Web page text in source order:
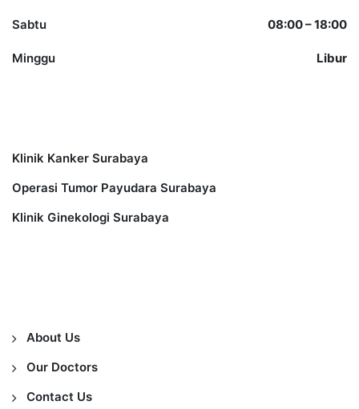
Sabtu 08:00 – 18:00
Minggu Libur
Klinik Kanker Surabaya
Operasi Tumor Payudara Surabaya
Klinik Ginekologi Surabaya
About Us
Our Doctors
Contact Us